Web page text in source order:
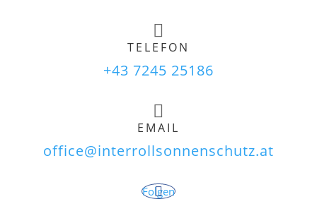

TELEFON
+43 7245 25186

EMAIL
office@interrollsonnenschutz.at
Folgen